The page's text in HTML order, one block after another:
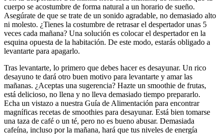
cuerpo se acostumbre de forma natural a un horario de sueño.
Asegúrate de que se trate de un sonido agradable, no demasiado alto
ni molesto. ¿Tienes la costumbre de retrasar el despertador unas 5
veces cada mañana? Una solución es colocar el despertador en la
esquina opuesta de la habitación. De este modo, estarás obligado a
levantarte para apagarlo.
Tras levantarte, lo primero que debes hacer es desayunar. Un rico
desayuno te dará otro buen motivo para levantarte y amar las
mañanas. ¿Aceptas una sugerencia? Hazte un smoothie de frutas,
está delicioso, no llena y no lleva demasiado tiempo prepararlo.
Echa un vistazo a nuestra Guía de Alimentación para encontrar
magníficas recetas de smoothies para desayunar. Está bien tomarse
una taza de café o un té, pero no es bueno abusar. Demasiada
cafeína, incluso por la mañana, hará que tus niveles de energía